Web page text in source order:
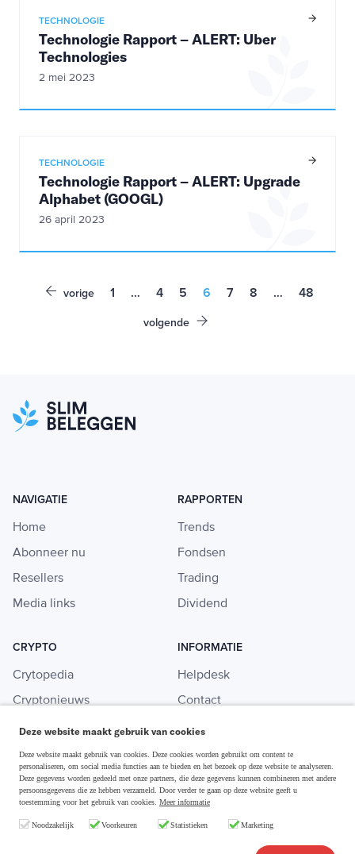
TECHNOLOGIE
Technologie Rapport – ALERT: Uber
Technologies
2 mei 2023
TECHNOLOGIE
Technologie Rapport – ALERT: Upgrade
Alphabet (GOOGL)
26 april 2023
vorige 1 … 4 5 6 7 8 … 48
volgende
NAVIGATIE
Home
Abonneer nu
Resellers
Media links
RAPPORTEN
Trends
Fondsen
Trading
Dividend
CRYPTO
Crytopedia
Cryptonieuws
Crypto koopgids
Investeren in crypto
INFORMATIE
Helpdesk
Contact
Adverteren
Disclaimer & Privacy
Deze website maakt gebruik van cookies
Deze website maakt gebruik van cookies. Deze cookies worden gebruikt om content te
personaliseren, om social media functies aan te bieden en het bezoek op deze website te analyseren.
Deze gegevens worden gedeeld met onze partners, die deze gegevens kunnen combineren met andere
persoonsgegevens die ze hebben verzameld. Door verder te gaan op deze website geeft u
toestemming voor het gebruik van cookies. Meer informatie
Noodzakelijk Voorkeuren Statistieken Marketing